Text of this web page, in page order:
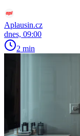
Aplausin.cz
dnes, 09:00
2 min